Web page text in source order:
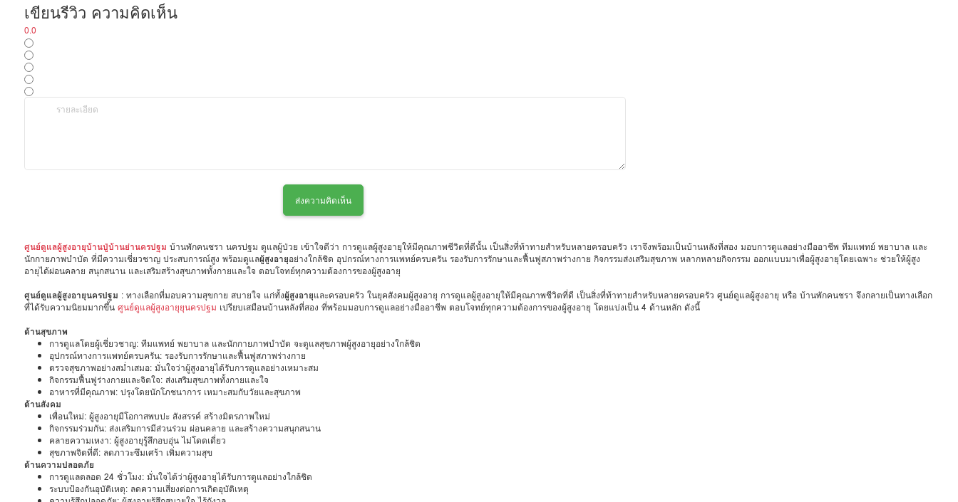
เขียนรีวิว ความคิดเห็น
0.0
ส่งความคิดเห็น
ศูนย์ดูแลผู้สูงอายุบ้านปู่บ้านย่านครปฐม บ้านพักคนชรา นครปฐม ดูแลผู้ป่วย เข้าใจดีว่า การดูแลผู้สูงอายุให้มีคุณภาพชีวิตที่ดีนั้น เป็นสิ่งที่ท้าทายสำหรับหลายครอบครัว เราจึงพร้อมเป็นบ้านหลังที่สอง มอบการดูแลอย่างมืออาชีพ ทีมแพทย์ พยาบาล และ
นักกายภาพบำบัด ที่มีความเชี่ยวชาญ ประสบการณ์สูง พร้อมดูแลผู้สูงอายุอย่างใกล้ชิด อุปกรณ์ทางการแพทย์ครบครัน รองรับการรักษาและฟื้นฟูสภาพร่างกาย กิจกรรมส่งเสริมสุขภาพ หลากหลายกิจกรรม ออกแบบมาเพื่อผู้สูงอายุโดยเฉพาะ ช่วยให้ผู้สูง
อายุได้ผ่อนคลาย สนุกสนาน และเสริมสร้างสุขภาพทั้งกายและใจ ตอบโจทย์ทุกความต้องการของผู้สูงอายุ
ศูนย์ดูแลผู้สูงอายุนครปฐม : ทางเลือกที่มอบความสุขกาย สบายใจ แก่ทั้งผู้สูงอายุและครอบครัว ในยุคสังคมผู้สูงอายุ การดูแลผู้สูงอายุให้มีคุณภาพชีวิตที่ดี เป็นสิ่งที่ท้าทายสำหรับหลายครอบครัว ศูนย์ดูแลผู้สูงอายุ หรือ บ้านพักคนชรา จึงกลายเป็นทางเลือก
ที่ได้รับความนิยมมากขึ้น ศูนย์ดูแลผู้สูงอายุยุนครปฐม เปรียบเสมือนบ้านหลังที่สอง ที่พร้อมมอบการดูแลอย่างมืออาชีพ ตอบโจทย์ทุกความต้องการของผู้สูงอายุ โดยแบ่งเป็น 4 ด้านหลัก ดังนี้
ด้านสุขภาพ
การดูแลโดยผู้เชี่ยวชาญ: ทีมแพทย์ พยาบาล และนักกายภาพบำบัด จะดูแลสุขภาพผู้สูงอายุอย่างใกล้ชิด
อุปกรณ์ทางการแพทย์ครบครัน: รองรับการรักษาและฟื้นฟูสภาพร่างกาย
ตรวจสุขภาพอย่างสม่ำเสมอ: มั่นใจว่าผู้สูงอายุได้รับการดูแลอย่างเหมาะสม
กิจกรรมฟื้นฟูร่างกายและจิตใจ: ส่งเสริมสุขภาพทั้งกายและใจ
อาหารที่มีคุณภาพ: ปรุงโดยนักโภชนาการ เหมาะสมกับวัยและสุขภาพ
ด้านสังคม
เพื่อนใหม่: ผู้สูงอายุมีโอกาสพบปะ สังสรรค์ สร้างมิตรภาพใหม่
กิจกรรมร่วมกัน: ส่งเสริมการมีส่วนร่วม ผ่อนคลาย และสร้างความสนุกสนาน
คลายความเหงา: ผู้สูงอายุรู้สึกอบอุ่น ไม่โดดเดี่ยว
สุขภาพจิตที่ดี: ลดภาวะซึมเศร้า เพิ่มความสุข
ด้านความปลอดภัย
การดูแลตลอด 24 ชั่วโมง: มั่นใจได้ว่าผู้สูงอายุได้รับการดูแลอย่างใกล้ชิด
ระบบป้องกันอุบัติเหตุ: ลดความเสี่ยงต่อการเกิดอุบัติเหตุ